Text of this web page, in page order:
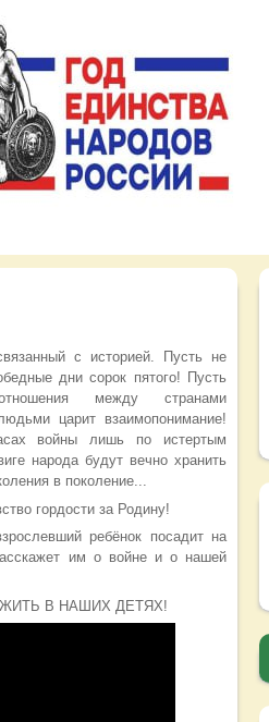
с историей. Пусть не
дни сорок пятого! Пусть
между странами
царит взаимопонимание!
войны лишь по истертым
народа будут вечно хранить
в поколение...
гордости за Родину!
ребёнок посадит на
им о войне и о нашей
В НАШИХ ДЕТЯХ!